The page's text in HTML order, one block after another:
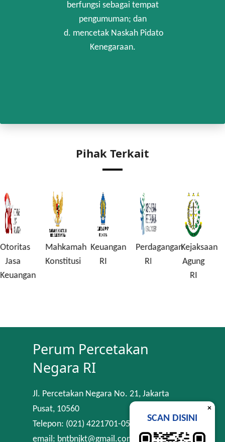
berfungsi sebagai tempat
pengumuman; dan
d. mencetak Naskah Pidato
Kenegaraan.
Pihak Terkait
Mahkamah
Konstitusi
Keuangan
RI
PerdaganganKejaksaan
Agung
Komisi
Korupsi
Perum Percetakan
Negara RI
Jl. Percetakan Negara No. 21, Jakarta
Pusat, 10560
Telepon: (021) 4221701-05
email: bntbnjkt@gmail.com
×
SCAN DISINI